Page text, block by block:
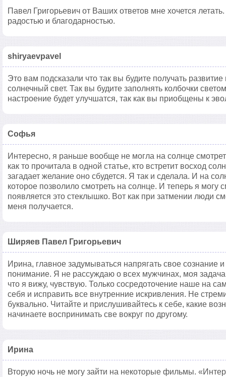
Павел Григорьевич от Ваших ответов мне хочется
радостью и благодарностью.
shiryaevpavel
Это вам подсказали что так вы будите получать
солнечный свет. Так вы будите заполнять колбочки
настроение будет улучшатся, так как вы приобщены к
Софья
Интересно, я раньше вообще не могла на солнце
как то прочитала в одной статье, кто встретит восход
загадает желание оно сбудется. Я так и сделала. И на
которое позволило смотреть на солнце. И теперь я могу
появляется это стеклышко. Вот как при затмении люди
меня получается.
Ширяев Павел Григорьевич
Ирина, главное задумываться напрягать свое сознание
понимание. Я не рассуждаю о всех мужчинах, моя
что я вижу, чувствую. Только сосредоточение наше на
себя и исправить все внутренние искривления. Не
буквально. Читайте и прислушивайтесь к себе, какие
начинаете воспринимать све вокруг по другому.
Ирина
Вторую ночь не могу зайти на некоторые фильмы.